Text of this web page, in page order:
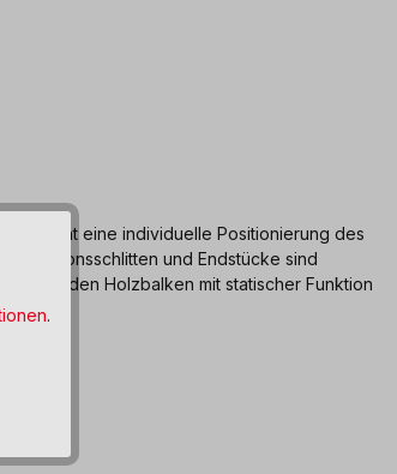
eine individuelle Positionierung des
und Endstücke sind
tragenden Holzbalken mit statischer Funktion
.